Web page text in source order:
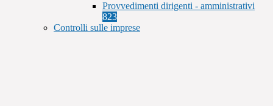
Provvedimenti dirigenti - amministrativi
823
Controlli sulle imprese